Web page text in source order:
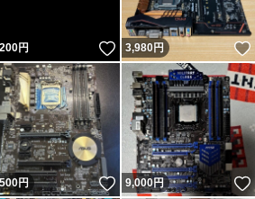
ね！
円 いいね！
3,980円
ね！
円 いいね！
9,000円